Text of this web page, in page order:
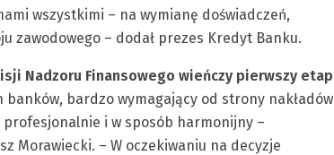
wszystkimi – na wymianę doświadczeń,
zawodowego – dodał prezes Kredyt Banku.
Nadzoru Finansowego wieńczy pierwszy etap
banków, bardzo wymagający od strony nakładów
profesjonalnie i w sposób harmonijny –
Morawiecki. – W oczekiwaniu na decyzje